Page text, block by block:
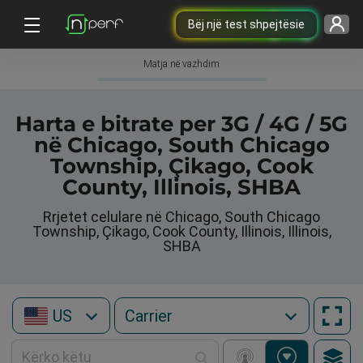
Bëj një test shpejtësie
Matja në vazhdim
Harta e bitrate per 3G / 4G / 5G
në Chicago, South Chicago
Township, Çikago, Cook
County, Illinois, SHBA
Rrjetet celulare në Chicago, South Chicago
Township, Çikago, Cook County, Illinois, Illinois,
SHBA
US